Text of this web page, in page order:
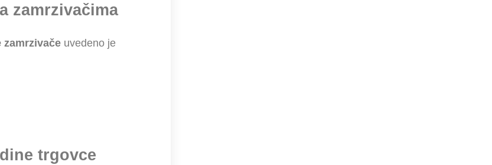
zamrzivačima
zamrzivače uvedeno je
trgovce